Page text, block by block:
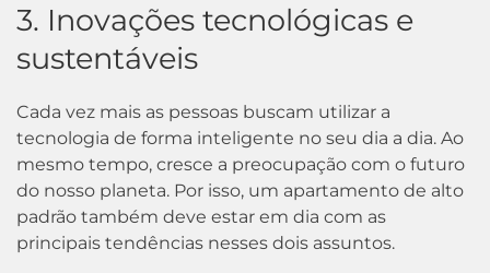
3. Inovações tecnológicas e
sustentáveis
Cada vez mais as pessoas buscam utilizar a
tecnologia de forma inteligente no seu dia a dia. Ao
mesmo tempo, cresce a preocupação com o futuro
do nosso planeta. Por isso, um apartamento de alto
padrão também deve estar em dia com as
principais tendências nesses dois assuntos.